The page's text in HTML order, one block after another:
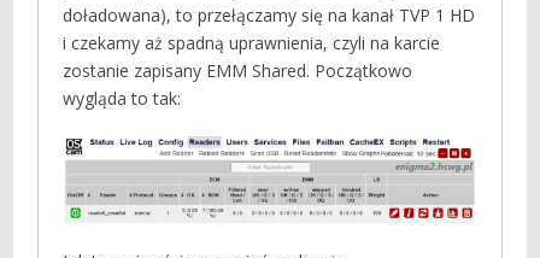
doładowana), to przełączamy się na kanał TVP 1 HD
i czekamy aż spadną uprawnienia, czyli na karcie
zostanie zapisany EMM Shared. Początkowo
wygląda to tak: